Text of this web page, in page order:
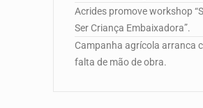
Acrides promove workshop
Ser Criança Embaixadora”.
Campanha agrícola arranca
falta de mão de obra.